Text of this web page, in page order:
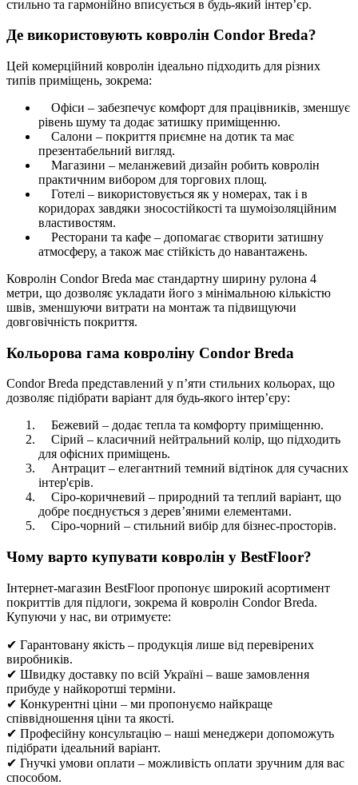
стильно та гармонійно вписується в будь-який інтер’єр.
Де використовують ковролін Condor Breda?
Цей комерційний ковролін ідеально підходить для різних
типів приміщень, зокрема:
Офіси – забезпечує комфорт для працівників, зменшує
рівень шуму та додає затишку приміщенню.
Салони – покриття приємне на дотик та має
презентабельний вигляд.
Магазини – меланжевий дизайн робить ковролін
практичним вибором для торгових площ.
Готелі – використовується як у номерах, так і в
коридорах завдяки зносостійкості та шумоізоляційним
властивостям.
Ресторани та кафе – допомагає створити затишну
атмосферу, а також має стійкість до навантажень.
Ковролін Condor Breda має стандартну ширину рулона 4
метри, що дозволяє укладати його з мінімальною кількістю
швів, зменшуючи витрати на монтаж та підвищуючи
довговічність покриття.
Кольорова гама ковроліну Condor Breda
Condor Breda представлений у п’яти стильних кольорах, що
дозволяє підібрати варіант для будь-якого інтер’єру:
Бежевий – додає тепла та комфорту приміщенню.
Сірий – класичний нейтральний колір, що підходить
для офісних приміщень.
Антрацит – елегантний темний відтінок для сучасних
інтер'єрів.
Сіро-коричневий – природний та теплий варіант, що
добре поєднується з дерев’яними елементами.
Сіро-чорний – стильний вибір для бізнес-просторів.
Чому варто купувати ковролін у BestFloor?
Інтернет-магазин BestFloor пропонує широкий асортимент
покриттів для підлоги, зокрема й ковролін Condor Breda.
Купуючи у нас, ви отримуєте:
✔ Гарантовану якість – продукція лише від перевірених
виробників.
✔ Швидку доставку по всій Україні – ваше замовлення
прибуде у найкоротші терміни.
✔ Конкурентні ціни – ми пропонуємо найкраще
співвідношення ціни та якості.
✔ Професійну консультацію – наші менеджери допоможуть
підібрати ідеальний варіант.
✔ Гнучкі умови оплати – можливість оплати зручним для вас
способом.